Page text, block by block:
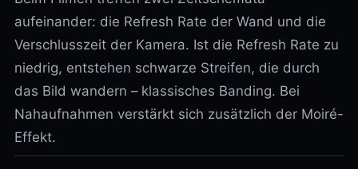
aufeinander: die Refresh Rate der Wand und die
Verschlusszeit der Kamera. Ist die Refresh Rate zu
niedrig, entstehen schwarze Streifen, die durch
das Bild wandern – klassisches Banding. Bei
Nahaufnahmen verstärkt sich zusätzlich der Moiré-
Effekt.